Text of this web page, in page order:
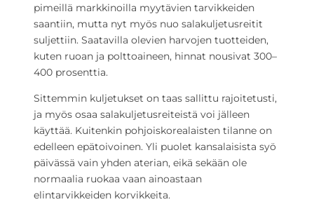
pimeillä markkinoilla myytävien tarvikkeiden
saantiin, mutta nyt myös nuo salakuljetusreitit
suljettiin. Saatavilla olevien harvojen tuotteiden,
kuten ruoan ja polttoaineen, hinnat nousivat 300–
400 prosenttia.
Sittemmin kuljetukset on taas sallittu rajoitetusti,
ja myös osaa salakuljetusreiteistä voi jälleen
käyttää. Kuitenkin pohjoiskorealaisten tilanne on
edelleen epätoivoinen. Yli puolet kansalaisista syö
päivässä vain yhden aterian, eikä sekään ole
normaalia ruokaa vaan ainoastaan
elintarvikkeiden korvikkeita.